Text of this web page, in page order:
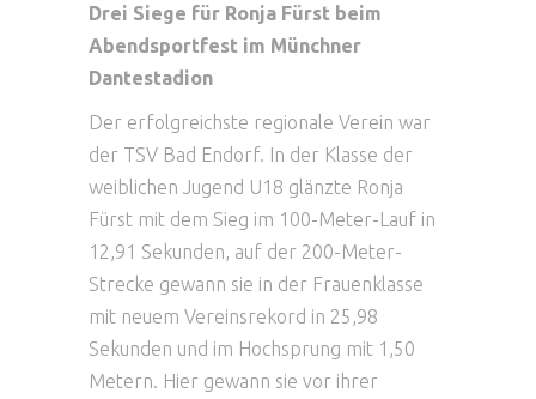
Drei Siege für Ronja Fürst beim
Abendsportfest im Münchner
Dantestadion
Der erfolgreichste regionale Verein war
der TSV Bad Endorf. In der Klasse der
weiblichen Jugend U18 glänzte Ronja
Fürst mit dem Sieg im 100-Meter-Lauf in
12,91 Sekunden, auf der 200-Meter-
Strecke gewann sie in der Frauenklasse
mit neuem Vereinsrekord in 25,98
Sekunden und im Hochsprung mit 1,50
Metern. Hier gewann sie vor ihrer